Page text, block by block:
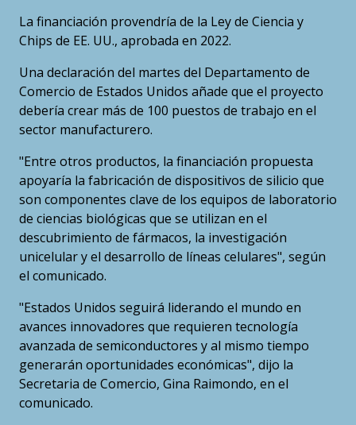
La financiación provendría de la Ley de Ciencia y
Chips de EE. UU., aprobada en 2022.
Una declaración del martes del Departamento de
Comercio de Estados Unidos añade que el proyecto
debería crear más de 100 puestos de trabajo en el
sector manufacturero.
"Entre otros productos, la financiación propuesta
apoyaría la fabricación de dispositivos de silicio que
son componentes clave de los equipos de laboratorio
de ciencias biológicas que se utilizan en el
descubrimiento de fármacos, la investigación
unicelular y el desarrollo de líneas celulares", según
el comunicado.
"Estados Unidos seguirá liderando el mundo en
avances innovadores que requieren tecnología
avanzada de semiconductores y al mismo tiempo
generarán oportunidades económicas", dijo la
Secretaria de Comercio, Gina Raimondo, en el
comunicado.